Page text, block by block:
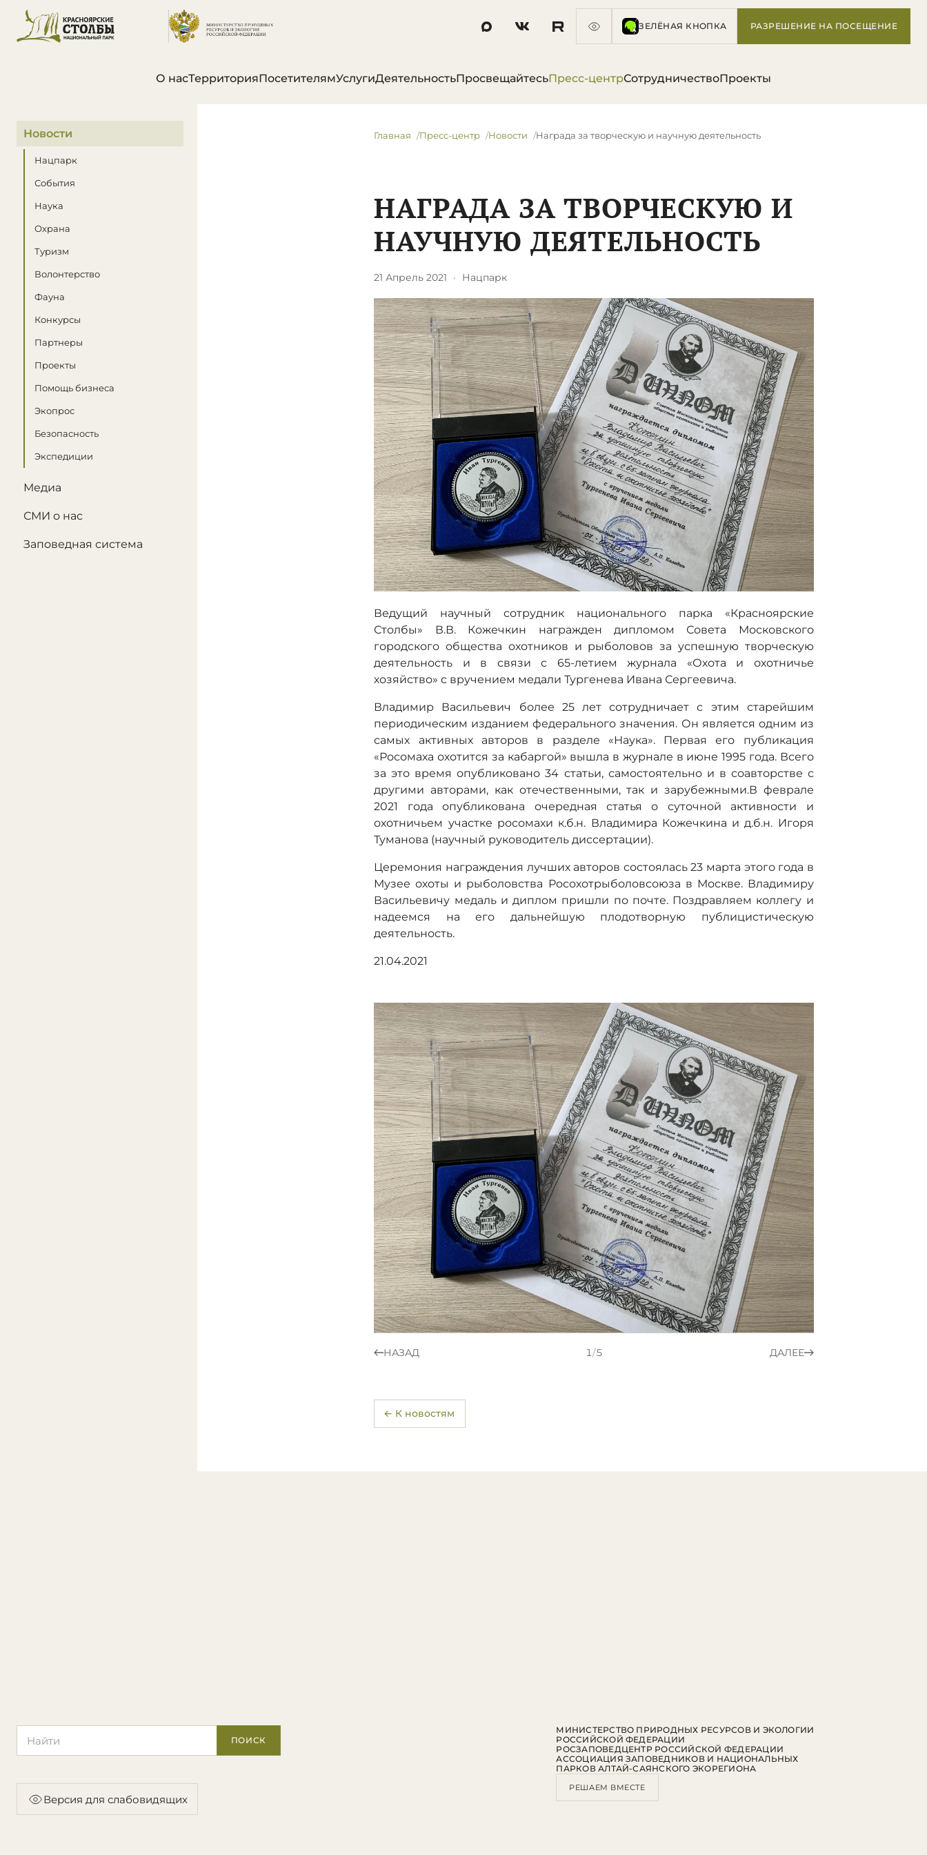
ЗЕЛЁНАЯ КНОПКА РАЗРЕШЕНИЕ НА ПОСЕЩЕНИЕ
О насТерриторияПосетителямУслугиДеятельностьПросвещайтесьПресс-центрСотрудничествоПроекты
В этом разделе
Новости
Нацпарк
События
Наука
Охрана
Туризм
Волонтерство
Фауна
Конкурсы
Партнеры
Проекты
Помощь бизнеса
Экопрос
Безопасность
Экспедиции
Медиа
СМИ о нас
Заповедная система
Главная Пресс-центр Новости Награда за творческую и научную деятельность
НАГРАДА ЗА ТВОРЧЕСКУЮ И
НАУЧНУЮ ДЕЯТЕЛЬНОСТЬ
21 Апрель 2021 · Нацпарк
Ведущий научный сотрудник национального парка «Красноярские
Столбы» В.В. Кожечкин награжден дипломом Совета Московского
городского общества охотников и рыболовов за успешную творческую
деятельность и в связи с 65-летием журнала «Охота и охотничье
хозяйство» с вручением медали Тургенева Ивана Сергеевича.
Владимир Васильевич более 25 лет сотрудничает с этим старейшим
периодическим изданием федерального значения. Он является одним из
самых активных авторов в разделе «Наука». Первая его публикация
«Росомаха охотится за кабаргой» вышла в журнале в июне 1995 года. Всего
за это время опубликовано 34 статьи, самостоятельно и в соавторстве с
другими авторами, как отечественными, так и зарубежными.В феврале
2021 года опубликована очередная статья о суточной активности и
охотничьем участке росомахи к.б.н. Владимира Кожечкина и д.б.н. Игоря
Туманова (научный руководитель диссертации).
Церемония награждения лучших авторов состоялась 23 марта этого года в
Музее охоты и рыболовства Росохотрыболовсоюза в Москве. Владимиру
Васильевичу медаль и диплом пришли по почте. Поздравляем коллегу и
надеемся на его дальнейшую плодотворную публицистическую
деятельность.
21.04.2021
НАЗАД 1/5 ДАЛЕЕ
← К новостям
ПОИСК
Версия для слабовидящих
МИНИСТЕРСТВО ПРИРОДНЫХ РЕСУРСОВ И ЭКОЛОГИИ
РОССИЙСКОЙ ФЕДЕРАЦИИ
РОСЗАПОВЕДЦЕНТР РОССИЙСКОЙ ФЕДЕРАЦИИ
АССОЦИАЦИЯ ЗАПОВЕДНИКОВ И НАЦИОНАЛЬНЫХ
ПАРКОВ АЛТАЙ-САЯНСКОГО ЭКОРЕГИОНА
РЕШАЕМ ВМЕСТЕ